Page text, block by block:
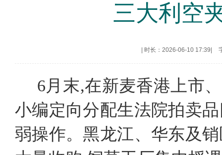
三大利空
时长：2026-06-10 17:39
6月末,在新麦香港上市
小编定向分配生法院拍卖
弱操作。黑龙江、华东及